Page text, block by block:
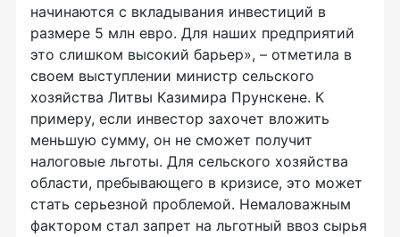
начинаются с вкладывания инвестиций в
размере 5 млн евро. Для наших предприятий
это слишком высокий барьер», – отметила в
своем выступлении министр сельского
хозяйства Литвы Казимира Прунскене. К
примеру, если инвестор захочет вложить
меньшую сумму, он не сможет получит
налоговые льготы. Для сельского хозяйства
области, пребывающего в кризисе, это может
стать серьезной проблемой. Немаловажным
фактором стал запрет на льготный ввоз сырья